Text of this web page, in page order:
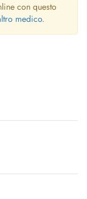
con questo
medico.